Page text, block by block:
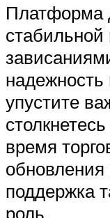
Платформа
надежность
упустите
время
обновления
поддержка
роль.